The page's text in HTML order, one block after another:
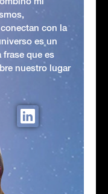
con la
es un
que es
nuestro lugar